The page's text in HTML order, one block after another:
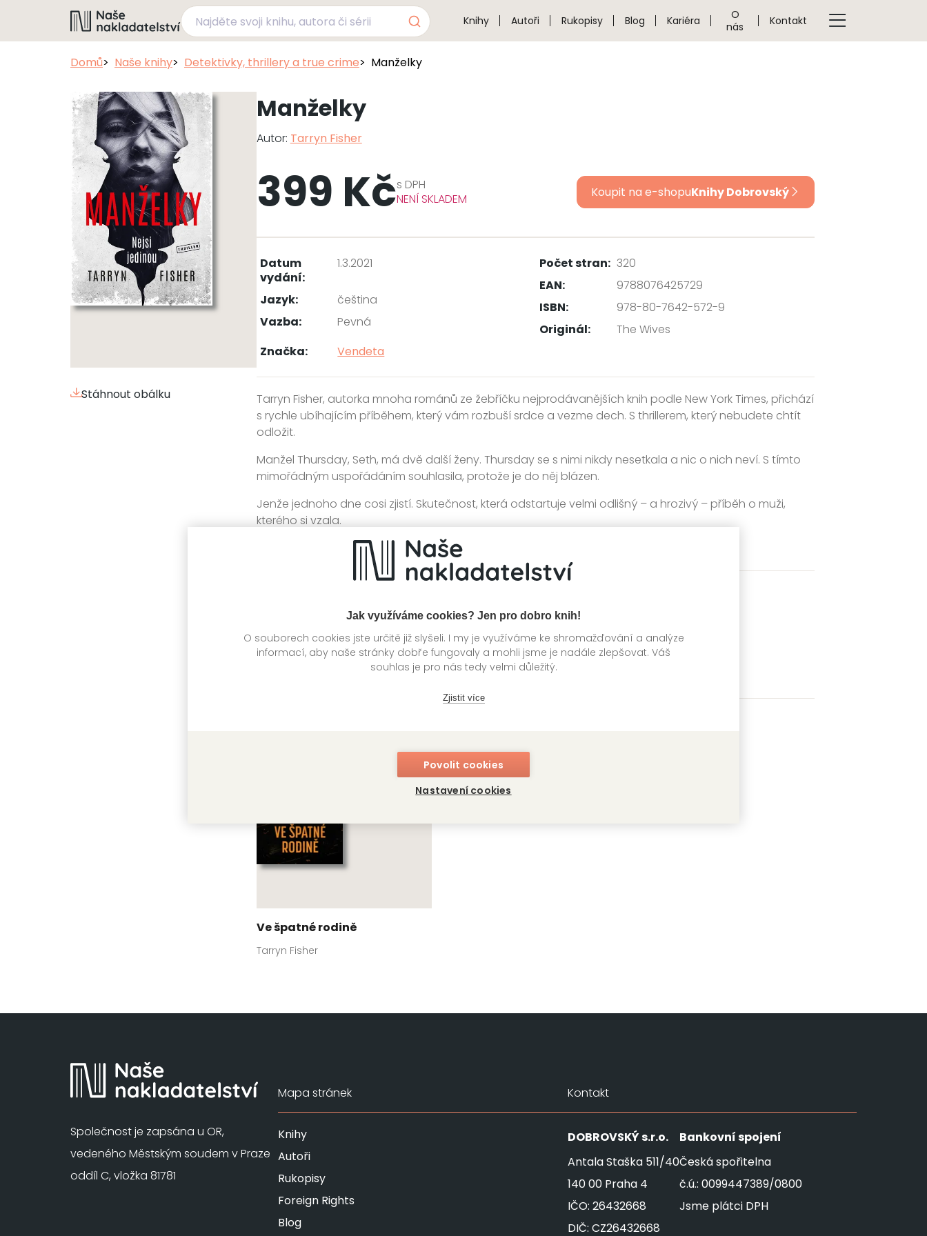
Jak využíváme cookies? Jen pro dobro knih!
O souborech cookies jste určitě již slyšeli. I my je využíváme ke shromažďování a analýze
informací, aby naše stránky dobře fungovaly a mohli jsme je nadále zlepšovat. Váš
souhlas je pro nás tedy velmi důležitý.
Zjistit více
Povolit cookies
Nastavení cookies
Knihy Autoři Rukopisy Blog Kariéra
O
nás
Kontakt
Domů Naše knihy Detektivky, thrillery a true crime Manželky
Stáhnout obálku
Manželky
Autor: Tarryn Fisher
399 Kčs DPH
NENÍ SKLADEM
Koupit na e-shopuKnihy Dobrovský
Datum
vydání:
1.3.2021
Jazyk:
čeština
Vazba:
Pevná
Počet stran: 320
EAN:
9788076425729
ISBN:
978-80-7642-572-9
Originál:
The Wives
Značka:
Vendeta
Tarryn Fisher, autorka mnoha románů ze žebříčku nejprodávanějších knih podle New York Times, přichází
s rychle ubíhajícím příběhem, který vám rozbuší srdce a vezme dech. S thrillerem, který nebudete chtít
odložit.
Manžel Thursday, Seth, má dvě další ženy. Thursday se s nimi nikdy nesetkala a nic o nich neví. S tímto
mimořádným uspořádáním souhlasila, protože je do něj blázen.
Jenže jednoho dne cosi zjistí. Skutečnost, která odstartuje velmi odlišný – a hrozivý – příběh o muži,
kterého si vzala.
Následuje jeden z nejspletitějších a nejpřekvapivějších thrillerů, jaké jste kdy četli.
Další knihy autora
Ve špatné rodině
Tarryn Fisher
Společnost je zapsána u OR,
vedeného Městským soudem v Praze
oddíl C, vložka 81781
Mapa stránek
Knihy
Autoři
Rukopisy
Foreign Rights
Blog
Kontakt
DOBROVSKÝs.r.o.
Antala Staška 511/40
140 00 Praha 4
IČO: 26432668
DIČ: CZ26432668
Bankovní spojení
Česká spořitelna
č.ú.: 0099447389/0800
Jsme plátci DPH